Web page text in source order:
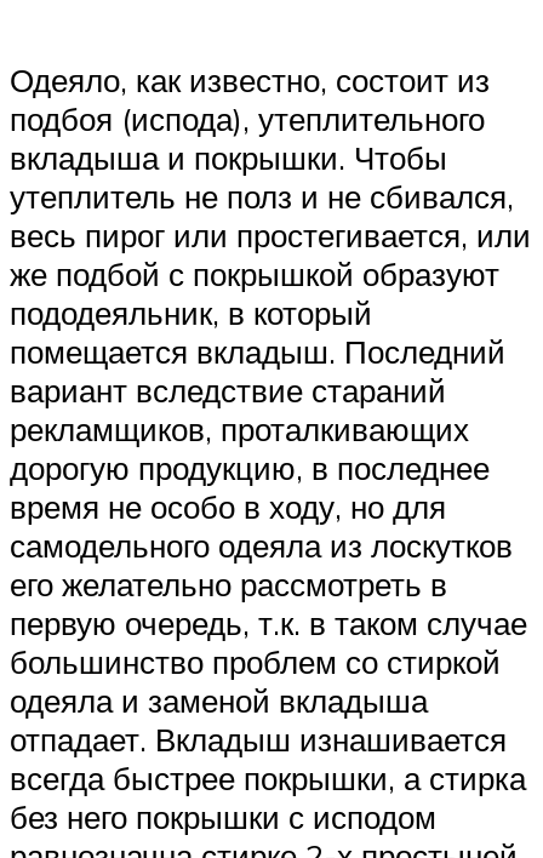
Одеяло, как известно, состоит из
подбоя (испода), утеплительного
вкладыша и покрышки. Чтобы
утеплитель не полз и не сбивался,
весь пирог или простегивается, или
же подбой с покрышкой образуют
пододеяльник, в который
помещается вкладыш. Последний
вариант вследствие стараний
рекламщиков, проталкивающих
дорогую продукцию, в последнее
время не особо в ходу, но для
самодельного одеяла из лоскутков
его желательно рассмотреть в
первую очередь, т.к. в таком случае
большинство проблем со стиркой
одеяла и заменой вкладыша
отпадает. Вкладыш изнашивается
всегда быстрее покрышки, а стирка
без него покрышки с исподом